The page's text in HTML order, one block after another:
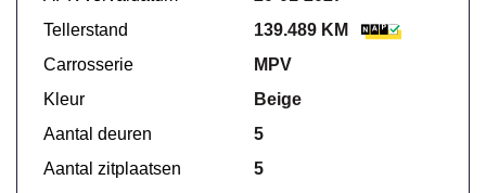
Tellerstand
139.489 KM
Carrosserie
MPV
Kleur
Beige
Aantal deuren
5
Aantal zitplaatsen
5